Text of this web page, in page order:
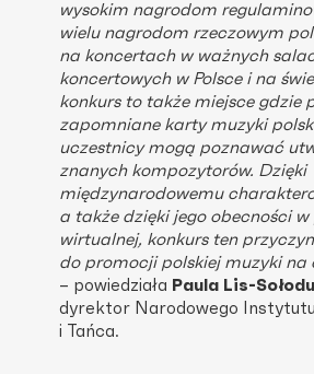
wysokim nagrodom
wielu nagrodom rzeczowym
na koncertach w ważnych
koncertowych w Polsce i na
konkurs to także miejsce gdzie
zapomniane karty muzyki
uczestnicy mogą poznawać
znanych kompozytorów. Dzięki
międzynarodowemu
a także dzięki jego obecności w
wirtualnej, konkurs ten
do promocji polskiej muzyki na
– powiedziała Paula Lis-
dyrektor Narodowego
i Tańca.